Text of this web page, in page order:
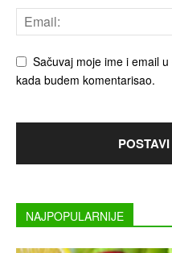
Sačuvaj moje ime i email
kada budem komentarisao.
NAJPOPULARNIJE